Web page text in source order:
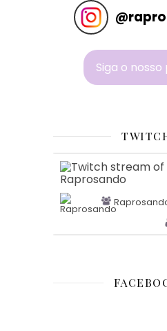
@
Siga o nosso